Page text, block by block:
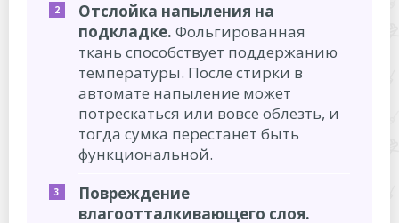
Отслойка напыления на
подкладке. Фольгированная
ткань способствует поддержанию
температуры. После стирки в
автомате напыление может
потрескаться или вовсе облезть, и
тогда сумка перестанет быть
функциональной.
Повреждение
влагоотталкивающего слоя.